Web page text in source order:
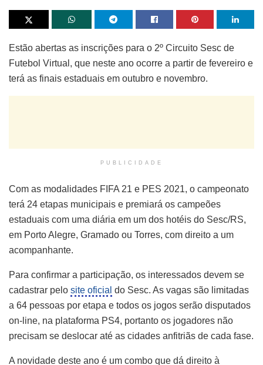
Estão abertas as inscrições para o 2º Circuito Sesc de
Futebol Virtual, que neste ano ocorre a partir de fevereiro e
terá as finais estaduais em outubro e novembro.
PUBLICIDADE
Com as modalidades FIFA 21 e PES 2021, o campeonato
terá 24 etapas municipais e premiará os campeões
estaduais com uma diária em um dos hotéis do Sesc/RS,
em Porto Alegre, Gramado ou Torres, com direito a um
acompanhante.
Para confirmar a participação, os interessados devem se
cadastrar pelo site oficial do Sesc. As vagas são limitadas
a 64 pessoas por etapa e todos os jogos serão disputados
on-line, na plataforma PS4, portanto os jogadores não
precisam se deslocar até as cidades anfitriãs de cada fase.
A novidade deste ano é um combo que dá direito à